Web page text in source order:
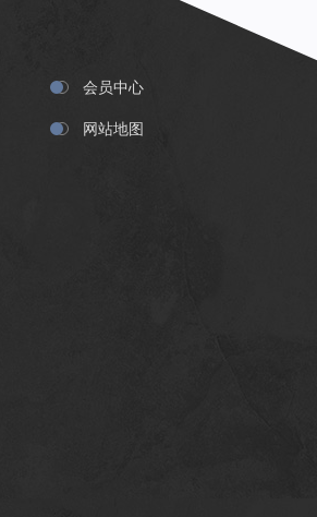
会员中心
网站地图